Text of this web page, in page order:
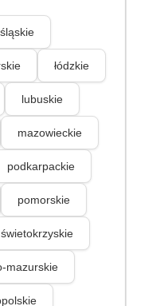
łódzkie
lubuskie
mazowieckie
podkarpackie
pomorskie
świetokrzyskie
mazurskie